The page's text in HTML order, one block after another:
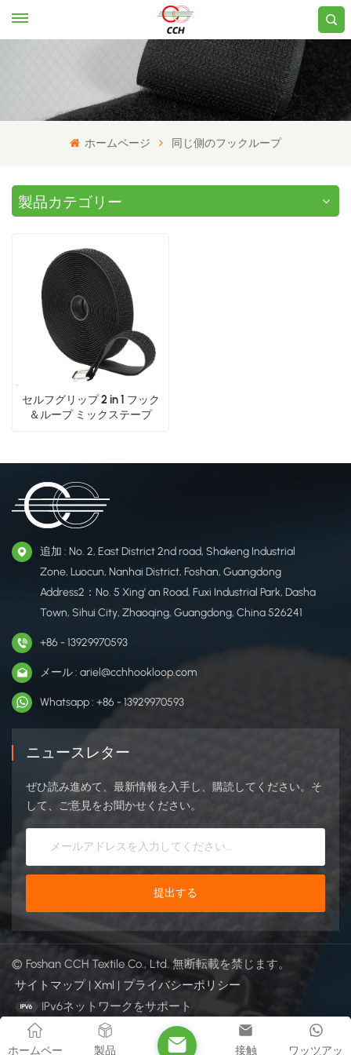
ホームページ 同じ側のフックループ
製品カテゴリー
セルフグリップ 2 in 1 フック
＆ループ ミックステープ
追加 : No. 2, East District 2nd road, Shakeng Industrial
Zone, Luocun, Nanhai District, Foshan, Guangdong
Address2：No. 5 Xing' an Road, Fuxi Industrial Park, Dasha
Town, Sihui City, Zhaoqing, Guangdong, China 526241
+86 - 13929970593
メール : ariel@cchhookloop.com
Whatsapp : +86 - 13929970593
ニュースレター
ぜひ読み進めて、最新情報を入手し、購読してください。そ
して、ご意見をお聞かせください。
© Foshan CCH Textile Co., Ltd. 無断転載を禁じます。
サイトマップ | Xml | プライバシーポリシー
IPv6ネットワークをサポート
ホームペー 製品 ワッツアッ
接触